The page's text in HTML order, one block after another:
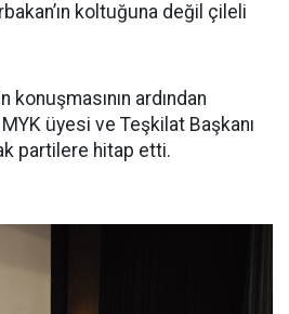
koltuğuna değil çileli
konuşmasının ardından
üyesi ve Teşkilat Başkanı
partilere hitap etti.